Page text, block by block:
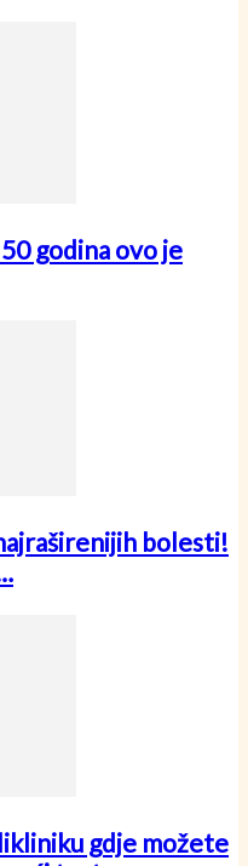
godina ovo je
bolesti!
gdje možete